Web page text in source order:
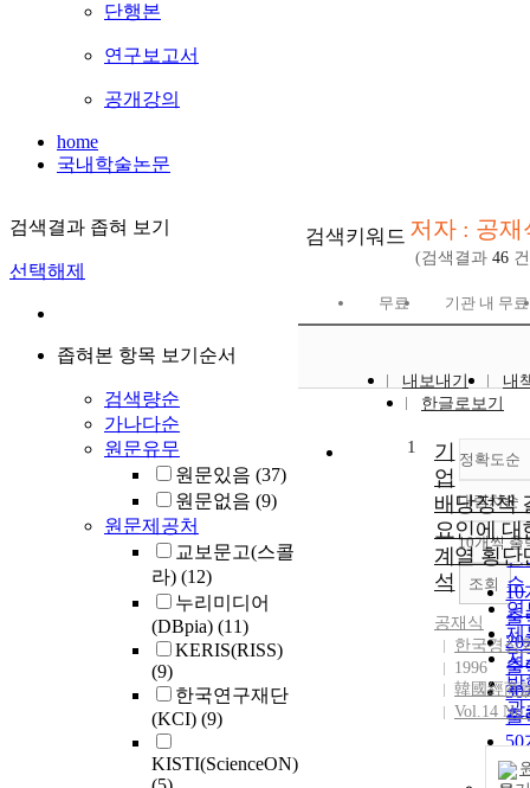
단행본
연구보고서
공개강의
home
국내학술논문
검색결과 좁혀 보기
선택해제
좁혀본 항목 보기순서
검색량순
가나다순
원문유무
원문있음 (37)
원문없음 (9)
원문제공처
교보문고(스콜
라) (12)
누리미디어
(DBpia) (11)
KERIS(RISS)
(9)
한국연구재단
(KCI) (9)
KISTI(ScienceON)
검색키워드 저자 : 공재
(검색결과 46
무료 기관 내 무료
내보내기
내
한글로보기
정확도순
정
순
인
순
연
제
저
발
관
내림차순
내
10개씩 출
10
출
20
출
30
출
50
출
조회
1
기
업
배당정책
요인에 대
계열 횡단
석
공재식
한국경상
1996
韓國經商
Vol.14